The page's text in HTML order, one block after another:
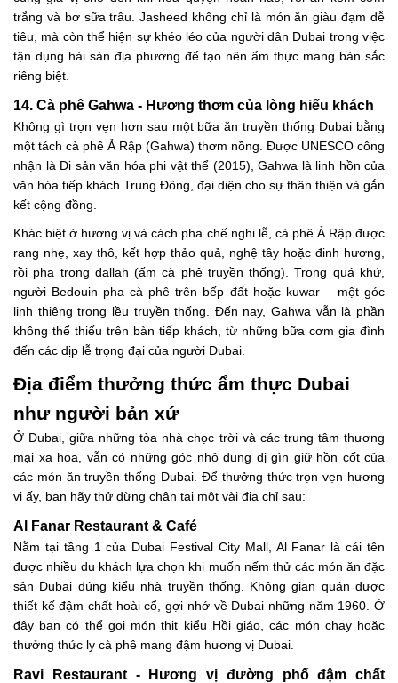
trắng và bơ sữa trâu. Jasheed không chỉ là món ăn giàu đạm dễ
tiêu, mà còn thể hiện sự khéo léo của người dân Dubai trong việc
tận dụng hải sản địa phương để tạo nên ẩm thực mang bản sắc
riêng biệt.
14. Cà phê Gahwa - Hương thơm của lòng hiếu khách
Không gì trọn vẹn hơn sau một bữa ăn truyền thống Dubai bằng
một tách cà phê Ả Rập (Gahwa) thơm nồng. Được UNESCO công
nhận là Di sản văn hóa phi vật thể (2015), Gahwa là linh hồn của
văn hóa tiếp khách Trung Đông, đại diện cho sự thân thiện và gắn
kết cộng đồng.
Khác biệt ở hương vị và cách pha chế nghi lễ, cà phê Ả Rập được
rang nhẹ, xay thô, kết hợp thảo quả, nghệ tây hoặc đinh hương,
rồi pha trong dallah (ấm cà phê truyền thống). Trong quá khứ,
người Bedouin pha cà phê trên bếp đất hoặc kuwar – một góc
linh thiêng trong lều truyền thống. Đến nay, Gahwa vẫn là phần
không thể thiếu trên bàn tiếp khách, từ những bữa cơm gia đình
đến các dịp lễ trọng đại của người Dubai.
Địa điểm thưởng thức ẩm thực Dubai
như người bản xứ
Ở Dubai, giữa những tòa nhà chọc trời và các trung tâm thương
mại xa hoa, vẫn có những góc nhỏ dung dị gìn giữ hồn cốt của
các món ăn truyền thống Dubai. Để thưởng thức trọn vẹn hương
vị ấy, bạn hãy thử dừng chân tại một vài địa chỉ sau:
Al Fanar Restaurant & Café
Nằm tại tầng 1 của Dubai Festival City Mall, Al Fanar là cái tên
được nhiều du khách lựa chọn khi muốn nếm thử các món ăn đặc
sản Dubai đúng kiểu nhà truyền thống. Không gian quán được
thiết kế đậm chất hoài cổ, gợi nhớ về Dubai những năm 1960. Ở
đây bạn có thể gọi món thịt kiểu Hồi giáo, các món chay hoặc
thưởng thức ly cà phê mang đậm hương vị Dubai.
Ravi Restaurant - Hương vị đường phố đậm chất